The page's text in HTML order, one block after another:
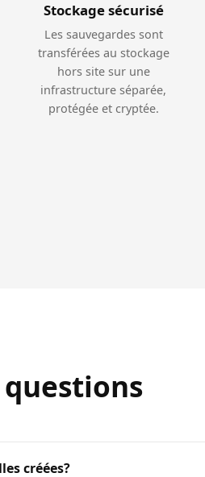
Stockage sécurisé
Les sauvegardes sont
transférées au stockage
hors site sur une
infrastructure séparée,
protégée et cryptée.
créées?